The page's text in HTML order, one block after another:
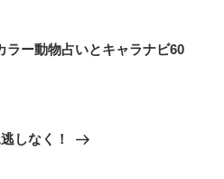
ー動物占いとキャラナビ60
しなく！